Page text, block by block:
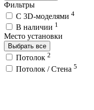
Фильтры
C 3D-моделями 4
В наличии 1
Место установки
Выбрать все
Потолок 2
Потолок / Cтена 5